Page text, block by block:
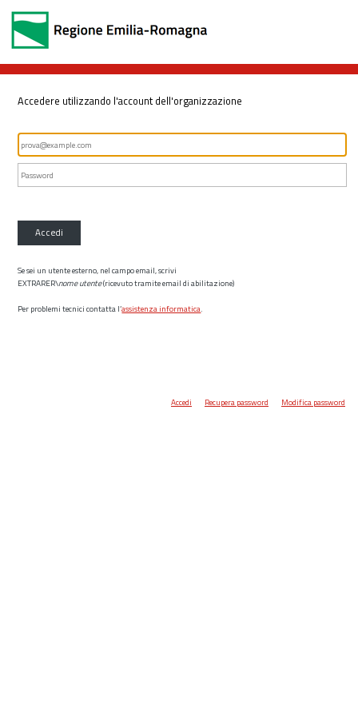
Accedere utilizzando l'account dell'organizzazione
Accedi
Se sei un utente esterno, nel campo email, scrivi
EXTRARER\nome utente(ricevuto tramite email di abilitazione)
Per problemi tecnici contatta l’assistenza informatica.
Accedi Recupera password Modifica password